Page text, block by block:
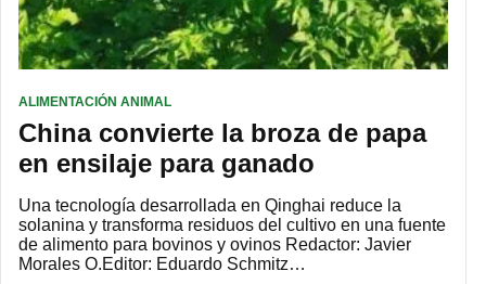
ALIMENTACIÓN ANIMAL
China convierte la broza de papa
en ensilaje para ganado
Una tecnología desarrollada en Qinghai reduce la
solanina y transforma residuos del cultivo en una fuente
de alimento para bovinos y ovinos Redactor: Javier
Morales O.Editor: Eduardo Schmitz…